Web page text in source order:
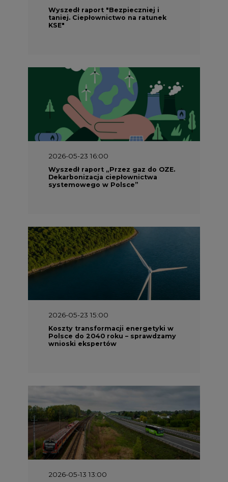
Wyszedł raport "Bezpieczniej i
taniej. Ciepłownictwo na ratunek
KSE"
2026-05-23 16:00
Wyszedł raport „Przez gaz do OZE.
Dekarbonizacja ciepłownictwa
systemowego w Polsce”
2026-05-23 15:00
Koszty transformacji energetyki w
Polsce do 2040 roku – sprawdzamy
wnioski ekspertów
2026-05-13 13:00